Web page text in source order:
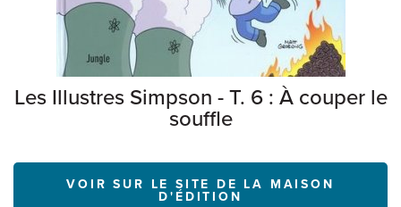
Les Illustres Simpson - T. 6 : À couper le
souffle
VOIR SUR LE SITE DE LA MAISON
D'ÉDITION